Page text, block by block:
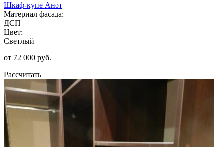
Шкаф-купе Анот
Материал фасада:
ДСП
Цвет:
Светлый
от 72 000 руб.
Рассчитать